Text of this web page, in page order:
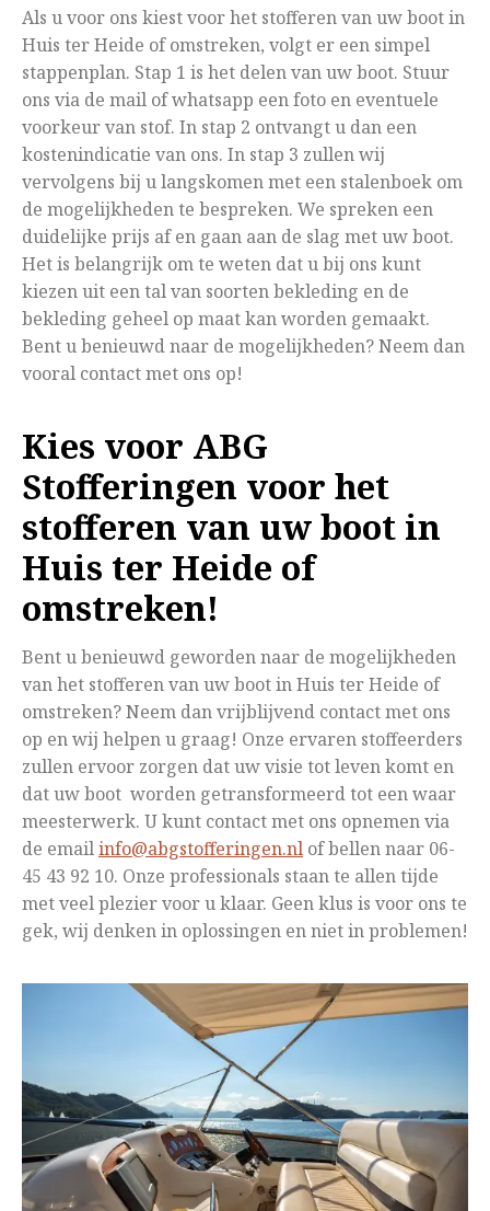
Als u voor ons kiest voor het stofferen van uw boot in
Huis ter Heide of omstreken, volgt er een simpel
stappenplan. Stap 1 is het delen van uw boot. Stuur
ons via de mail of whatsapp een foto en eventuele
voorkeur van stof. In stap 2 ontvangt u dan een
kostenindicatie van ons. In stap 3 zullen wij
vervolgens bij u langskomen met een stalenboek om
de mogelijkheden te bespreken. We spreken een
duidelijke prijs af en gaan aan de slag met uw boot.
Het is belangrijk om te weten dat u bij ons kunt
kiezen uit een tal van soorten bekleding en de
bekleding geheel op maat kan worden gemaakt.
Bent u benieuwd naar de mogelijkheden? Neem dan
vooral contact met ons op!
Kies voor ABG
Stofferingen voor het
stofferen van uw boot in
Huis ter Heide of
omstreken!
Bent u benieuwd geworden naar de mogelijkheden
van het stofferen van uw boot in Huis ter Heide of
omstreken? Neem dan vrijblijvend contact met ons
op en wij helpen u graag! Onze ervaren stoffeerders
zullen ervoor zorgen dat uw visie tot leven komt en
dat uw boot worden getransformeerd tot een waar
meesterwerk. U kunt contact met ons opnemen via
de emailinfo@abgstofferingen.nl of bellen naar 06-
45 43 92 10. Onze professionals staan te allen tijde
met veel plezier voor u klaar. Geen klus is voor ons te
gek, wij denken in oplossingen en niet in problemen!